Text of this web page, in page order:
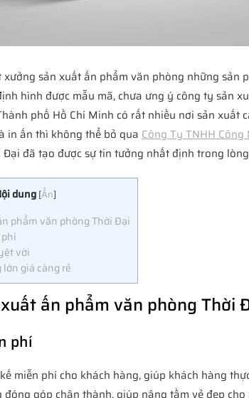
sản xuất ấn phẩm văn phòng những sản
hình được mẫu mã, chưa ưng ý công ty sản
phố Hồ Chí Minh có rất nhiều nơi sản xuất
in ấn thì không thể bỏ qua Công Ty TNHH
Đại đã tạo được sự tin tưởng nhất định trong
dung[Ẩn]
phẩm văn phòng Thời Đại
vời
giá càng rẻ
ấn phẩm văn phòng Thời
phí
miễn phí cho khách hàng, giúp khách hàng